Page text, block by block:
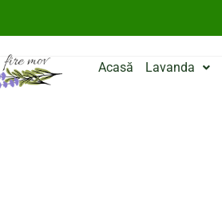
Acasă Lavanda